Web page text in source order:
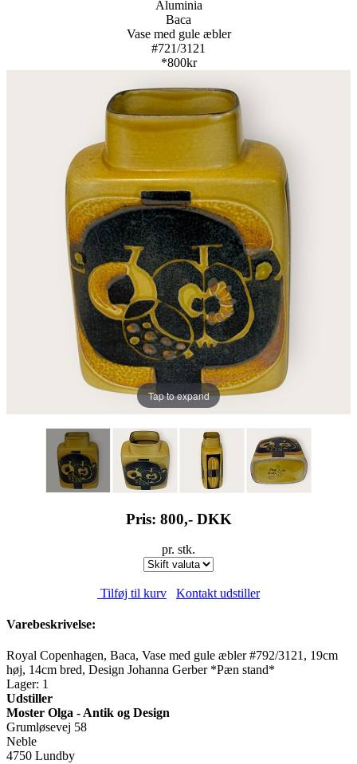
Aluminia
Baca
Vase med gule æbler
#721/3121
*800kr
Tap to expand
Pris: 800,- DKK
pr. stk.
Tilføj til kurv Kontakt udstiller
Varebeskrivelse:
Royal Copenhagen, Baca, Vase med gule æbler #792/3121, 19cm
høj, 14cm bred, Design Johanna Gerber *Pæn stand*
Lager: 1
Udstiller
Moster Olga - Antik og Design
Grumløsevej 58
Neble
4750 Lundby